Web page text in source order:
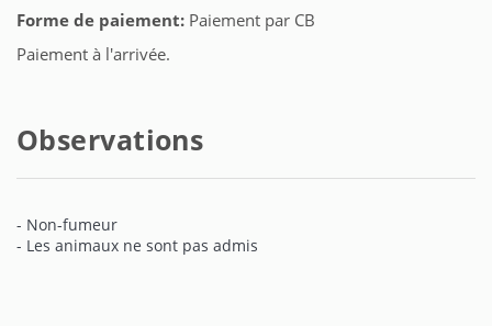
Forme de paiement: Paiement par CB
Paiement à l'arrivée.
Observations
- Non-fumeur
- Les animaux ne sont pas admis